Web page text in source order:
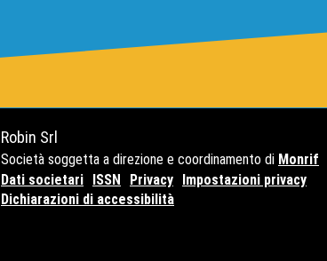
Robin Srl
Società soggetta a direzione e coordinamento di Monrif
Dati societari ISSN Privacy Impostazioni privacy
Dichiarazioni di accessibilità